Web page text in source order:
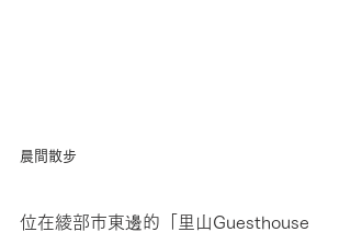
晨間散步
位在綾部市東邊的「
里山Guesthouse